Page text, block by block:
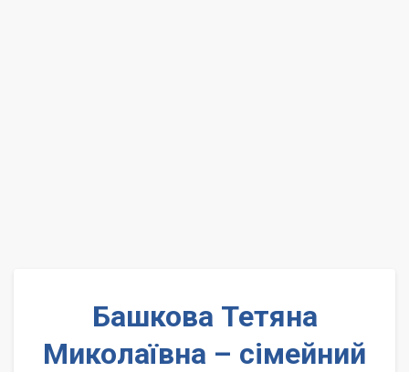
Башкова Тетяна
Миколаївна – сімейний